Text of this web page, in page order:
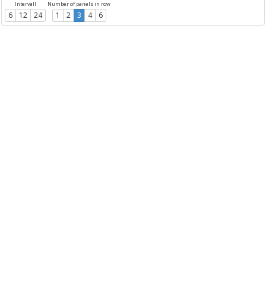
Intervall
6 12 24
Number of panels in row
1 2 3 4 6